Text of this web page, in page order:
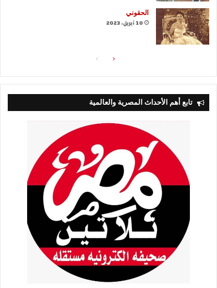
الحقوني
10 أبريل، 2023
الصفحةالصفحة
تابع أهم الأحداث المصرية والعالمية